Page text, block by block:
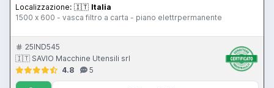
Localizzazione: 🇮🇹 Italia
1500 x 600 - vasca filtro a carta - piano elettrpermanente
25IND545
🇮🇹 SAVIO Macchine Utensili srl
4.8
5